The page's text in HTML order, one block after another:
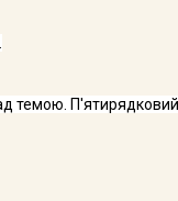
темою. П'ятирядковий